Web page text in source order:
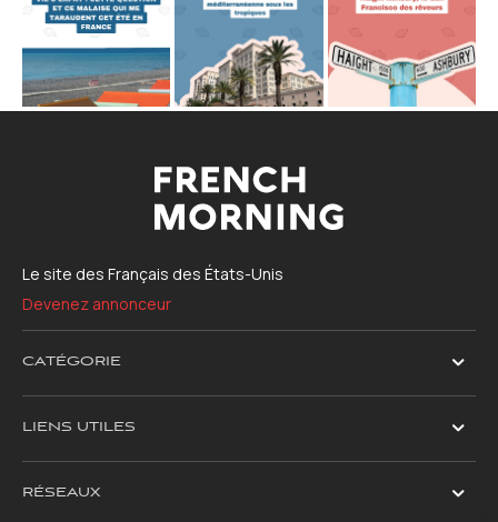
Le site des Français des États-Unis
Devenez annonceur
CATÉGORIE
LIENS UTILES
RÉSEAUX